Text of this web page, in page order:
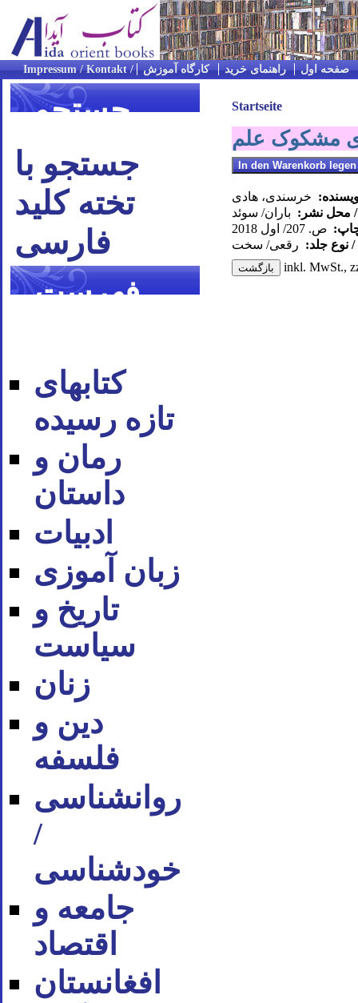
صفحه اول راهنمای خرید کارگاه آموزش
جستجو
جستجو با
تخته کلید
فارسی
فهرست
کتابهای
تازه رسیده
رمان و
داستان
ادبیات
زبان آموزی
تاریخ و
سیاست
زنان
دین و
فلسفه
روان‪شناسی
/
خودشناسی
جامعه و
اقتصاد
افغانستان
Startseite
مشکوک علم
خرسندی، هادی
/ محل نشر: باران/ سوئد
ص. 207/ اول 2018
نوع جلد: رقعی/ سخت
inkl. MwSt.,